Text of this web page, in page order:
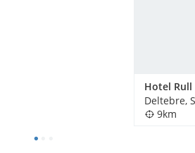
Hotel Rull
Deltebre,
9km